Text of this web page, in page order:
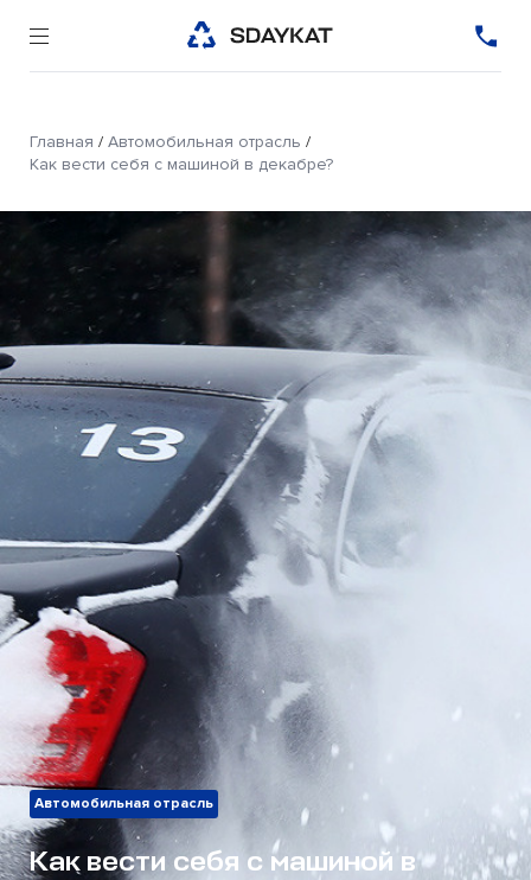
Главная / Автомобильная отрасль /
Как вести себя с машиной в декабре?
Автомобильная отрасль
Как вести себя с машиной в